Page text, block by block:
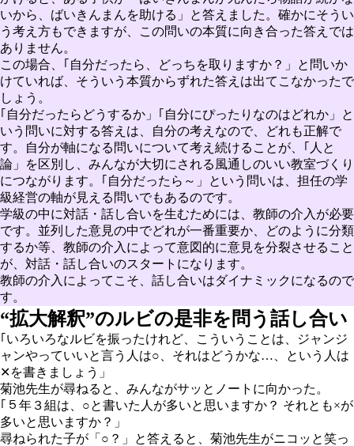
いから、ばいきんまんを助ける」と答えました。確かにそうい
う考え方もできますが、この問いの本質に向き合った答えでは
ありません。
この場合、｢自分だったら、どっちを取りますか？」と問いか
けていれば、そういう本質からずれた答えは出てこなかったで
しょう。
｢自分だったらどうするか」｢自分にぴったりなのはどれか」と
いう問いに対する答えは、自分の考えなので、どれも正解で
す。自分が軸になる問いについて考え続けることが、｢人と
論」を区別し、みんなが大切にされる風通しのいい教室づくり
につながります。
｢自分だったら～」という問いは、担任の学
級経営の軸が見える問いでもあるのです。
学級の中に対話・話し合いを生むためには、教師の介入が必要
です。並列した意見の中でどれが一番重要か、どのように分類
するか等、 教師の介入によって意図的に意見を分裂させること
が、対話・話し合いのスタート になります。
教師の介入によってこそ、話し合いはダイナミックになるので
す。
“拡大解釈”のルビの是非を問う話し合い
｢いろいろなルビを振ったけれど、こういうことは、ジャンジ
ャンやっていいと言う人は○、それはどうかな…、という人は
✕を書きましょう」
菊池先生が尋ねると、みんながサッとノートに向かった。
｢５年３組は、○と書いた人が多いと思いますか？ それとも×が
多いと思いますか？」
尋ねられた子が「○？」と答えると、菊池先生がニコッと笑っ